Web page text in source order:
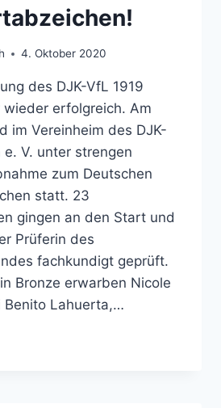
4. Oktober 2020
des DJK-VfL 1919
wieder erfolgreich. Am
im Vereinheim des DJK-
e. V. unter strengen
zum Deutschen
statt. 23
gingen an den Start und
Prüferin des
fachkundigt geprüft.
Bronze erwarben Nicole
Benito Lahuerta,…